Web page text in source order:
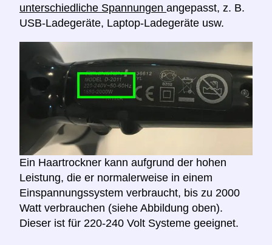
unterschiedliche Spannungen angepasst, z. B.
USB-Ladegeräte, Laptop-Ladegeräte usw.
Ein Haartrockner kann aufgrund der hohen
Leistung, die er normalerweise in einem
Einspannungssystem verbraucht, bis zu 2000
Watt verbrauchen (siehe Abbildung oben).
Dieser ist für 220-240 Volt Systeme geeignet.